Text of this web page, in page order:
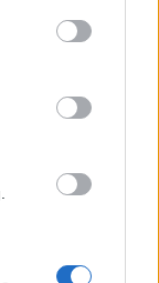
va avea 6
și o dublă
10 victorii,
va